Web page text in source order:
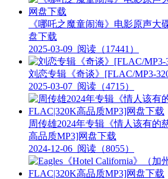
《哪吒之魔童闹海》电影原声大
盘下载
2025-03-09 阅读（17441）
刘恋专辑《奇谈》[FLAC/MP3-
2025-03-07 阅读（4715）
周传雄2024年专辑《情人该有的
高品质MP3]网盘下载
2024-12-06 阅读（8055）